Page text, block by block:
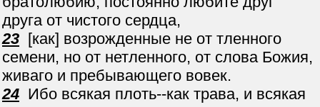
друга от чистого сердца,
23 [как] возрожденные не от тленного
семени, но от нетленного, от слова Божия,
живаго и пребывающего вовек.
24 Ибо всякая плоть--как трава, и всякая